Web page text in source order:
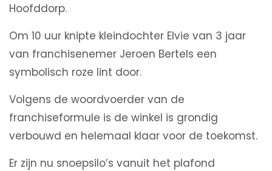
Hoofddorp.
Om 10 uur knipte kleindochter Elvie van 3 jaar
van franchisenemer Jeroen Bertels een
symbolisch roze lint door.
Volgens de woordvoerder van de
franchiseformule is de winkel is grondig
verbouwd en helemaal klaar voor de toekomst.
Er zijn nu snoepsilo’s vanuit het plafond